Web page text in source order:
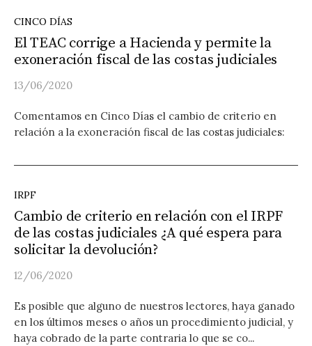
CINCO DÍAS
El TEAC corrige a Hacienda y permite la
exoneración fiscal de las costas judiciales
13/06/2020
Comentamos en Cinco Días el cambio de criterio en
relación a la exoneración fiscal de las costas judiciales:
IRPF
Cambio de criterio en relación con el IRPF
de las costas judiciales ¿A qué espera para
solicitar la devolución?
12/06/2020
Es posible que alguno de nuestros lectores, haya ganado
en los últimos meses o años un procedimiento judicial, y
haya cobrado de la parte contraria lo que se co...